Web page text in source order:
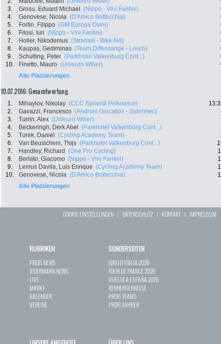
3.
Grosu, Eduard Michael (Nippo - Vini Fantini)
4.
Genovese, Nicola (D'Amico Bottecchia)
5.
Fortin, Filippo (GM Europa Ovini)
6.
Filosi, Iuri (Nippo - Vini Fantini)
7.
Holler, Nikodemus (Stradalli - Bike Aid)
8.
Kaupas, Gediminas (Team Differdange - Losch)
9.
Schulting, Peter (Parkhotel Valkenburg Cont...)
10.
Finetto, Mauro (Unieuro Wilier)
Alle Platzierungen
10.07.2016: Gesamtwertung
1. Mihaylov, Nikolay (CCC Sprandi Polkowice)
2.
Gavazzi, Francesco (Androni Giocattoli - Sidermec)
3.
Turrin, Alex (Unieuro Wilier)
4.
Beckeringh, Derk Abel (Parkhotel Valkenburg Cont...)
5.
Turek, Daniel (Cycling Academy Team)
6.
Van Beusichem, Thijs (Parkhotel Valkenburg Cont...)
7.
Handley, Richard (One Pro Cycling)
8.
Berlato, Giacomo (Nippo - Vini Fantini)
9.
Lemus Davila, Luis Enrique (Cycling Academy Team)
10.
Genovese, Nicola (D'Amico Bottecchia)
Alle Platzierungen
COOKIE EINSTELLUNGEN | DATENSCHUTZ | KONTAKT| IMPRESSUM
RUBRIKEN
PROFI-NEWS
JEDERMANN-NEWS
LIVE
MARKT
KALENDER
VEREINE
SONDERSEITEN
GIRO D`ITALIA 2026
TOUR DE FRANCE 2026
VUELTA A ESPAÑA 2026
RENNERGEBNISSE
PROFI-TEAMS
PROFI-FAHRER